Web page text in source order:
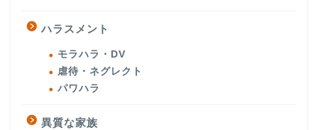
ハラスメント
モラハラ・DV
虐待・ネグレクト
パワハラ
異質な家族